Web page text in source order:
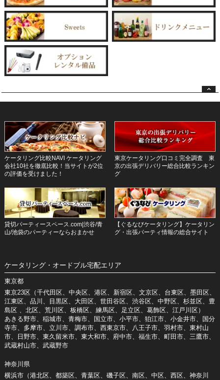
ケータリング比較NAVI ケータリング
会社10社を徹底比較！当サイトが2位
の評価を受けました！
東京ケータリング口コミ完全調査 東
京の出張デリバリー総合比較ランキン
グ
貸切パーティースペース.com|渋谷/青
山/池袋のパーティーならおまかせ
【ぐるなびケータリング】ケータリン
グ・出張パーティ情報の総合サイト
ケータリング・オードブル宅配エリア
東京都
東京23区（千代田区、中央区、港区、新宿区、文京区、台東区、墨田区、
江東区、品川、目黒区、大田区、世田谷区、渋谷区、中野区、杉並区、豊
島区 、北区、荒川区、板橋区、練馬区、足立区、葛飾区、江戸川区）
あきる野市、稲城市、青梅市、国立市、小平市、狛江市、小金井市、国分
寺市、多摩市、立川市、調布市、西東京市、八王子市、羽村市、東村山
市、日野市、東久留米市、東大和市、府中市、福生市、町田市、三鷹市、
武蔵村山市、武蔵野市
神奈川県
横浜市（港北区、都築区、青葉区、磯子区、南区、中区、西区、神奈川